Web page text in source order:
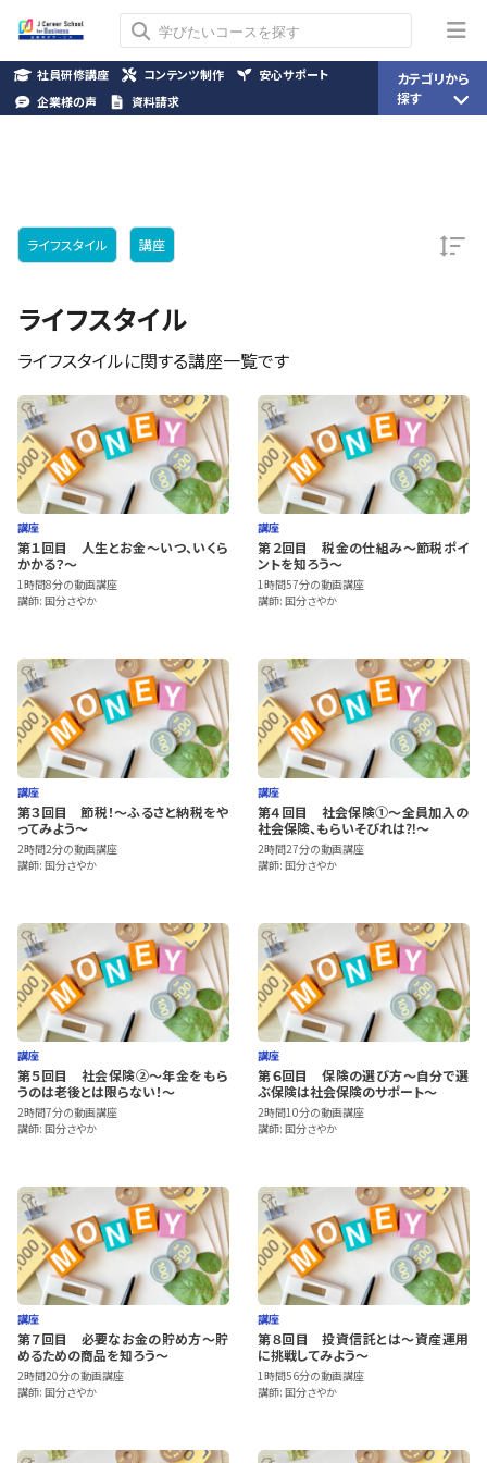
ライフスタイル 講座
ライフスタイル
ライフスタイルに関する講座一覧です
講座
第１回目 人生とお金～いつ、いくら
かかる？～
1時間8分の動画講座
講師: 国分さやか
講座
第２回目 税金の仕組み～節税ポイ
ントを知ろう～
1時間57分の動画講座
講師: 国分さやか
講座
第３回目 節税！～ふるさと納税をや
ってみよう～
2時間2分の動画講座
講師: 国分さやか
講座
第４回目 社会保険①～全員加入の
社会保険、もらいそびれは⁈～
2時間27分の動画講座
講師: 国分さやか
講座
第５回目 社会保険②～年金をもら
うのは老後とは限らない！～
2時間7分の動画講座
講師: 国分さやか
講座
第６回目 保険の選び方～自分で選
ぶ保険は社会保険のサポート～
2時間10分の動画講座
講師: 国分さやか
講座
第７回目 必要なお金の貯め方～貯
めるための商品を知ろう～
2時間20分の動画講座
講師: 国分さやか
講座
第８回目 投資信託とは～資産運用
に挑戦してみよう～
1時間56分の動画講座
講師: 国分さやか
社員研修講座 コンテンツ制作
安心サポート
企業様の声
資料請求
カテゴリから
探す